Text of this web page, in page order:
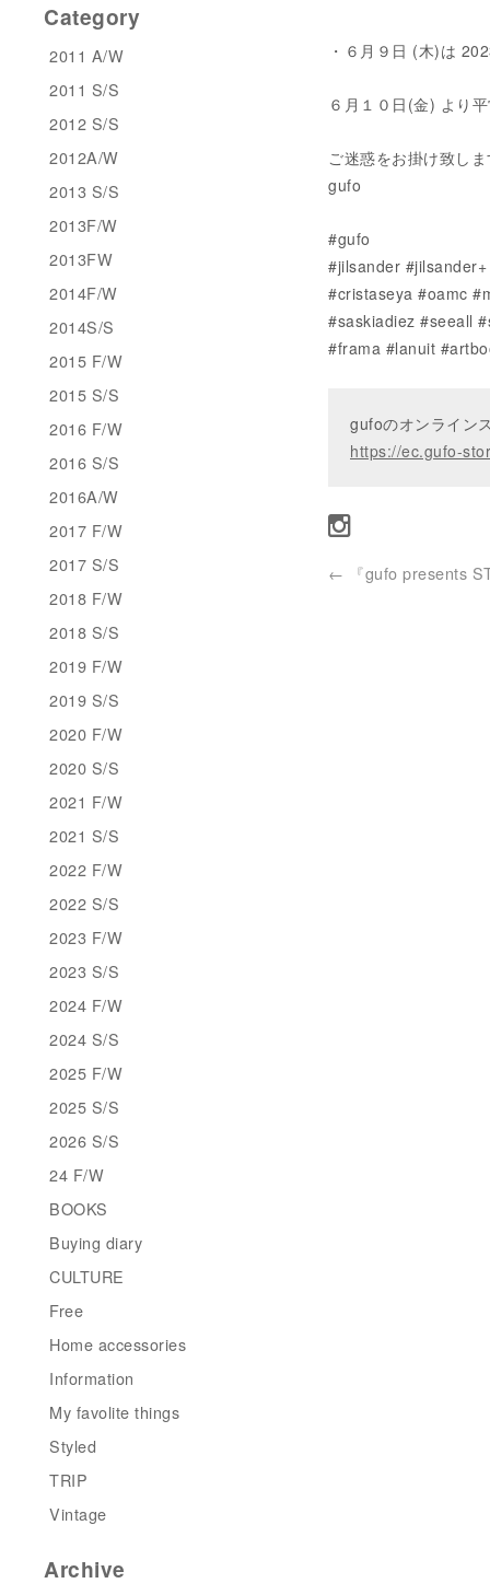
・６月９日 (木)は
６月１０日(金) より
ご迷惑をお掛け致し
gufo
#gufo
#jilsander
#cristaseya #oamc
#saskiadiez #seeall
#frama #lanuit
gufoのオンライン
https://ec.gufo-
← 『gufo presents
Category
2011 A/W
2011 S/S
2012 S/S
2012A/W
2013 S/S
2013F/W
2013FW
2014F/W
2014S/S
2015 F/W
2015 S/S
2016 F/W
2016 S/S
2016A/W
2017 F/W
2017 S/S
2018 F/W
2018 S/S
2019 F/W
2019 S/S
2020 F/W
2020 S/S
2021 F/W
2021 S/S
2022 F/W
2022 S/S
2023 F/W
2023 S/S
2024 F/W
2024 S/S
2025 F/W
2025 S/S
2026 S/S
24 F/W
BOOKS
Buying diary
CULTURE
Free
Home accessories
Information
My favolite things
Styled
TRIP
Vintage
Archive